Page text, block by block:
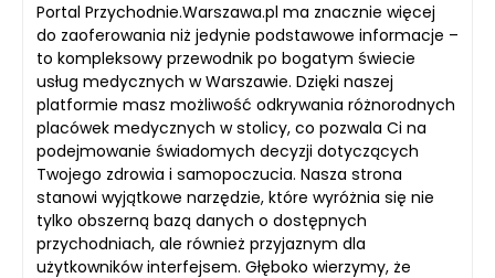
Portal Przychodnie.Warszawa.pl ma znacznie więcej
do zaoferowania niż jedynie podstawowe informacje –
to kompleksowy przewodnik po bogatym świecie
usług medycznych w Warszawie. Dzięki naszej
platformie masz możliwość odkrywania różnorodnych
placówek medycznych w stolicy, co pozwala Ci na
podejmowanie świadomych decyzji dotyczących
Twojego zdrowia i samopoczucia. Nasza strona
stanowi wyjątkowe narzędzie, które wyróżnia się nie
tylko obszerną bazą danych o dostępnych
przychodniach, ale również przyjaznym dla
użytkowników interfejsem. Głęboko wierzymy, że